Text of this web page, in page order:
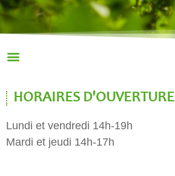
HORAIRES D'OUVERTURE
Lundi et vendredi 14h-19h
Mardi et jeudi 14h-17h